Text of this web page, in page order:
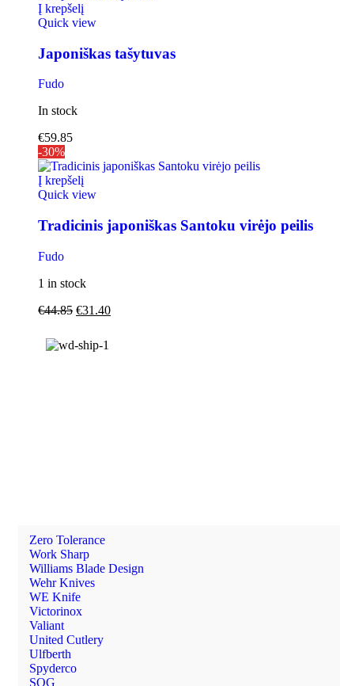
Į krepšelį
Quick view
Japoniškas tašytuvas
Fudo
In stock
€59.85
-30%
Į krepšelį
Quick view
Tradicinis japoniškas Santoku virėjo peilis
Fudo
1 in stock
€44.85 €31.40
Zero Tolerance
Work Sharp
Williams Blade Design
Wehr Knives
WE Knife
Victorinox
Valiant
United Cutlery
Ulfberth
Spyderco
SOG